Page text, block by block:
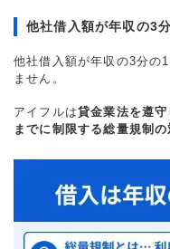
他社借入額が年収の3
他社借入額が年収の3分の
ません。
アイフルは貸金業法を遵
までに制限する総量規制